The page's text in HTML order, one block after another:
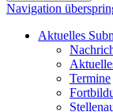
Navigation
Aktuelles
Termine